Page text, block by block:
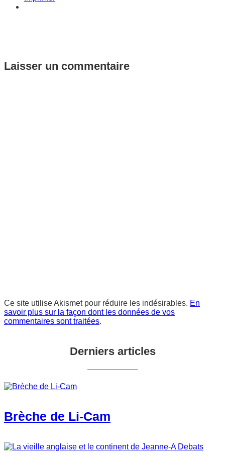
Laisser un commentaire
Ce site utilise Akismet pour réduire les indésirables. En
savoir plus sur la façon dont les données de vos
commentaires sont traitées.
Derniers articles
Brèche de Li-Cam